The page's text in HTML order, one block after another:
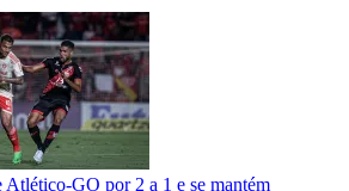
Atlético-GO por 2 a 1 e se mantém